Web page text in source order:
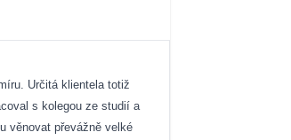
Určitá klientela totiž
s kolegou ze studií a
věnovat převážně velké